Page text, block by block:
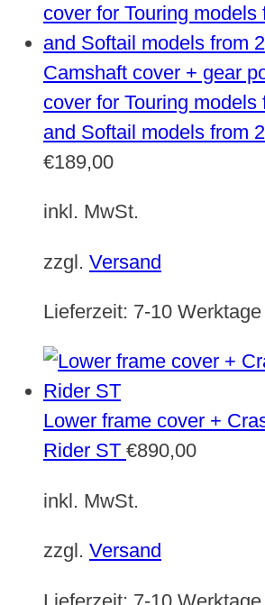
Camshaft cover + gear
cover for Touring models
and Softail models from
€189,00
inkl. MwSt.
zzgl. Versand
Lieferzeit: 7-10 Werktage
Lower frame cover +
Rider ST €890,00
inkl. MwSt.
zzgl. Versand
Lieferzeit: 7-10 Werktage